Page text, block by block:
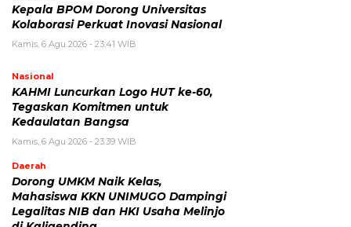
Kepala BPOM Dorong Universitas
Kolaborasi Perkuat Inovasi Nasional
Kamis, 6 Agu 2026 - 23:41 WIB
Nasional
KAHMI Luncurkan Logo HUT ke-60,
Tegaskan Komitmen untuk
Kedaulatan Bangsa
Kamis, 6 Agu 2026 - 23:39 WIB
Daerah
Dorong UMKM Naik Kelas,
Mahasiswa KKN UNIMUGO Dampingi
Legalitas NIB dan HKI Usaha Melinjo